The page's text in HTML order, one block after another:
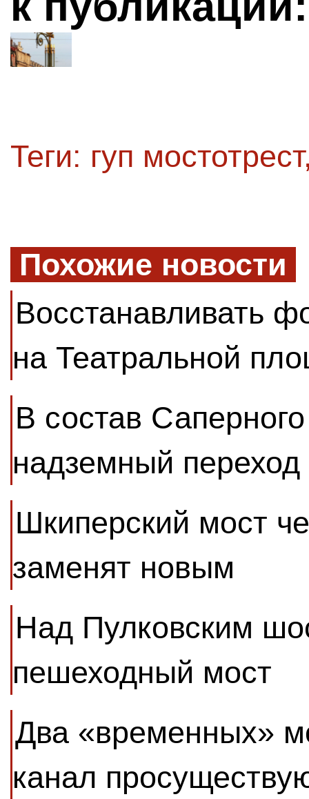
Теги: гуп мостотрест
Похожие новости
Восстанавливать
на Театральной
В состав
надземный переход
Шкиперский мост
заменят новым
Над Пулковским
пешеходный мост
Два «временных»
канал